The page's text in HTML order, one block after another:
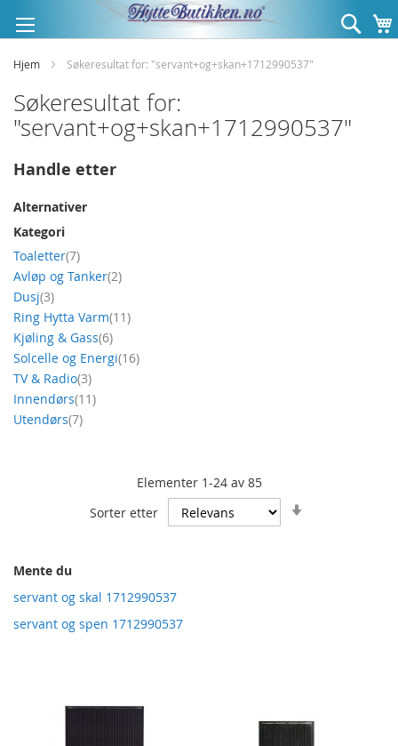
til
innhold
Søk
Hjem Søkeresultat for: "servant+og+skan+1712990537"
Søkeresultat for:
"servant+og+skan+1712990537"
Elementer 1-24av 85
Sorter etter
Mente du
servant og skal 1712990537
servant og spen 1712990537
Handle etter
Alternativer
Kategori
Toaletter 7produkt
Avløp og Tanker 2produkt
Dusj 3produkt
Ring Hytta Varm 11produkt
Kjøling & Gass 6produkt
Solcelle og Energi 16produkt
TV & Radio 3produkt
Innendørs 11produkt
Utendørs 7produkt